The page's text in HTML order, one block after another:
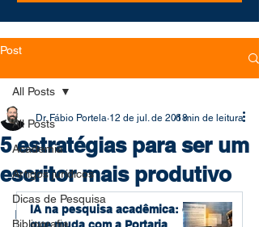
Post
All Posts
Academia
Artigos jurídicos
Dicas de Pesquisa
Bibliografia
All Posts
5 estratégias para ser um
escritor mais produtivo
Dr. Fábio Portela 12 de jul. de 20186 min de leitura
Escrever é um parto. Pode parecer uma
IA na pesquisa acadêmica: o